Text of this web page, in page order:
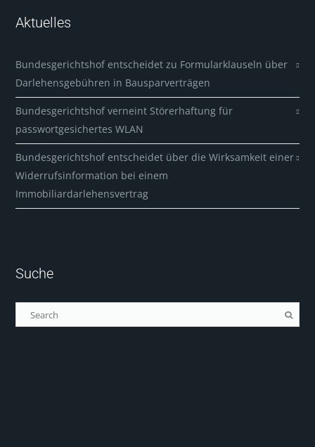
Aktuelles
Bundesgerichtshof entscheidet zu Formularklauseln über
Darlehensgebühren in Bausparverträgen
Bundesgerichtshof verneint Störerhaftung für
passwortgesichertes WLAN
Bundesgerichtshof entscheidet über die Wirksamkeit einer
Widerrufsinformation bei einem
Immobiliardarlehensvertrag
Suche